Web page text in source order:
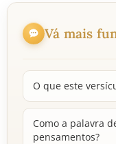
Vá mais
O que este
Como a palavra
pensamentos?